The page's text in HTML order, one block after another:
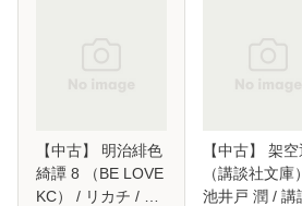
【中古】 明治緋色
綺譚 8 （BE LOVE
KC） / リカチ / 講
【中古】 架
（講談社文庫
池井戸 潤 / 講